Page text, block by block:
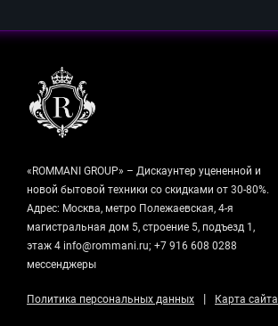
«ROMMANI GROUP» – Дискаунтер уцененной и
новой бытовой техники со скидками от 30-80%.
Адрес: Москва, метро Полежаевская, 4-я
магистральная дом 5, строение 5, подъезд 1,
этаж 4 info@rommani.ru; +7 916 608 0288
мессенджеры
Политика персональных данных | Карта сайта